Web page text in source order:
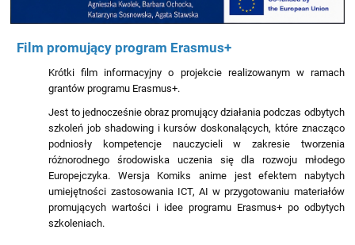
Film promujący program Erasmus+
Krótki film informacyjny o projekcie realizowanym w ramach
grantów programu Erasmus+.
Jest to jednocześnie obraz promujący działania podczas odbytych
szkoleń job shadowing i kursów doskonalących, które znacząco
podniosły kompetencje nauczycieli w zakresie tworzenia
różnorodnego środowiska uczenia się dla rozwoju młodego
Europejczyka. Wersja Komiks anime jest efektem nabytych
umiejętności zastosowania ICT, AI w przygotowaniu materiałów
promujących wartości i idee programu Erasmus+ po odbytych
szkoleniach.